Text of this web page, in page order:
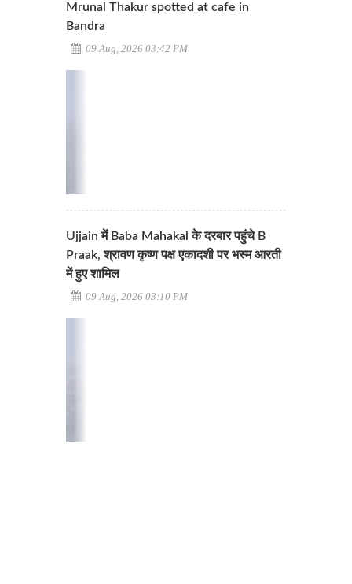
Mrunal Thakur spotted at cafe in
Bandra
09 Aug, 2026 03:42 PM
Ujjain में Baba Mahakal के दरबार पहुंचे B
Praak, श्रावण कृष्ण पक्ष एकादशी पर भस्म आरती
में हुए शामिल
09 Aug, 2026 03:10 PM